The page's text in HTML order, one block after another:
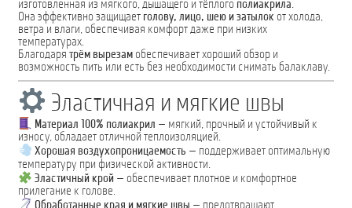
изготовленная из мягкого, дышащего и тёплого полиакрила.
Она эффективно защищает голову, лицо, шею и затылок от холода,
ветра и влаги, обеспечивая комфорт даже при низких
температурах.
Благодаря трём вырезамобеспечивает хороший обзор и
возможность пить или есть без необходимости снимать балаклаву.
Эластичная и мягкие швы
Материал 100% полиакрил — мягкий, прочный и устойчивый к
износу, обладает отличной теплоизоляцией.
Хорошая воздухопроницаемость — поддерживает оптимальную
температуру при физической активности.
Эластичный крой— обеспечивает плотное и комфортное
прилегание к голове.